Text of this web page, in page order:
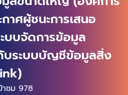
าศผู้ชนะการเสนอ
บบจัดการข้อมูล
บระบบบัญชีข้อมูลสิ่ง
ชม 978